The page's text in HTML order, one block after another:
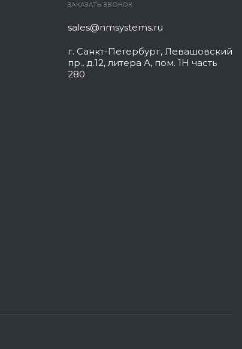
ЗАКАЗАТЬ ЗВОНОК
sales@nmsystems.ru
г. Санкт-Петербург, Левашовский
пр., д.12, литера А, пом. 1Н часть
280